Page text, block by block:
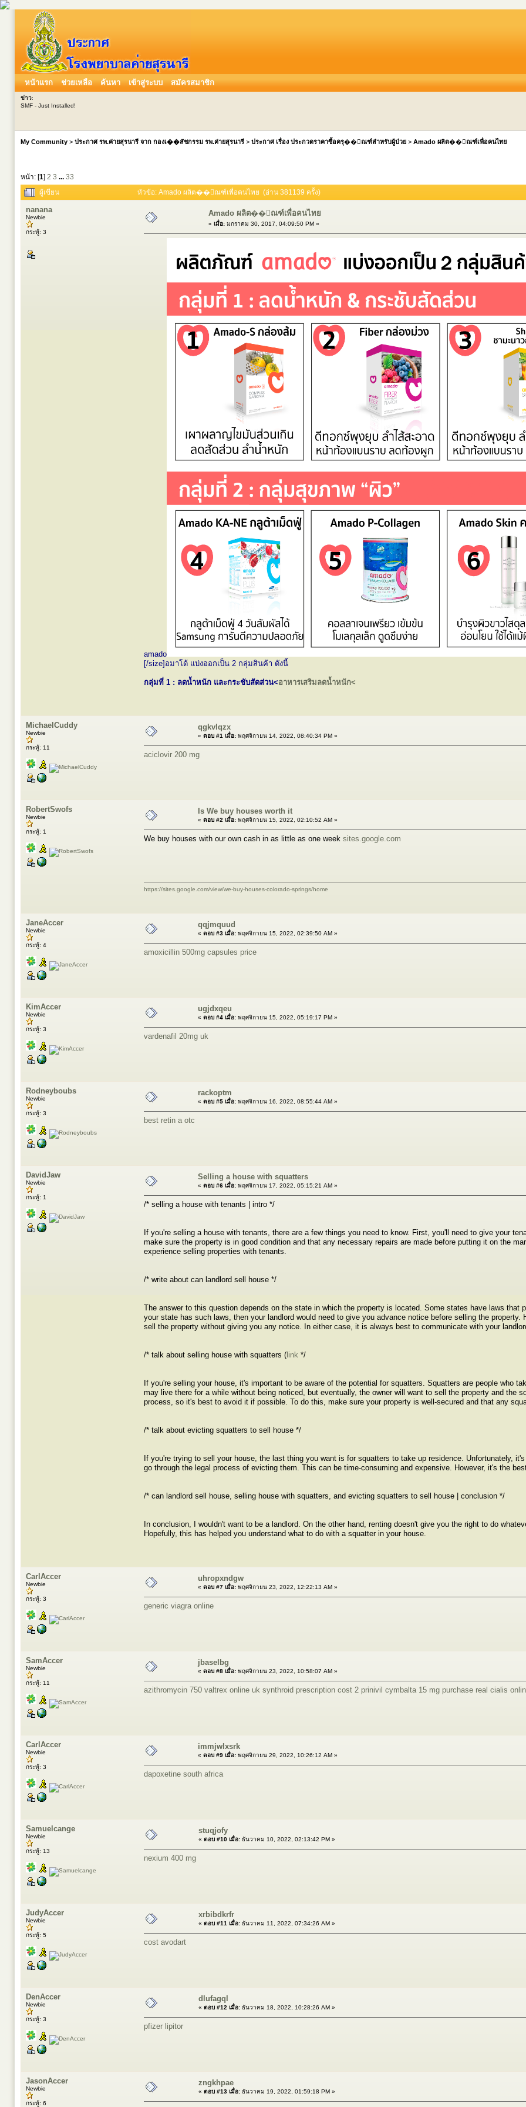
หน้าแรก ช่วยเหลือ ค้นหา เข้าสู่ระบบ สมัครสมาชิก
ข่าว:
SMF - Just Installed!
My Community > ประกาศ รพ.ค่ายสุรนารี จาก กองเ��สัชกรรม รพ.ค่ายสุรนารี > ประกาศ เรื่อง ประกวดราคาซื้อครุ��ัณฑ์สำหรับผู้ป่วย > Amado ผลิต��ัณฑ์เพื่อคนไทย
หน้า: [1] 2 3 ... 33
ผู้เขียน หัวข้อ: Amado ผลิต��ัณฑ์เพื่อคนไทย (อ่าน 381139 ครั้ง)
nanana
Newbie
กระทู้: 3
Amado ผลิต��ัณฑ์เพื่อคนไทย
« เมื่อ: มกราคม 30, 2017, 04:09:50 PM »
amado
[/size] อมาโด้ แบ่งออกเป็น 2 กลุ่มสินค้า ดังนี้
กลุ่มที่ 1 : ลดน้ำหนัก และกระชับสัดส่วน<อาหารเสริมลดน้ำหนัก<
MichaelCuddy
Newbie
กระทู้: 11
qgkvlqzx
« ตอบ #1 เมื่อ: พฤศจิกายน 14, 2022, 08:40:34 PM »
aciclovir 200 mg
RobertSwofs
Newbie
กระทู้: 1
Is We buy houses worth it
« ตอบ #2 เมื่อ: พฤศจิกายน 15, 2022, 02:10:52 AM »
We buy houses with our own cash in as little as one week sites.google.com
https://sites.google.com/view/we-buy-houses-colorado-springs/home
JaneAccer
Newbie
กระทู้: 4
qqjmquud
« ตอบ #3 เมื่อ: พฤศจิกายน 15, 2022, 02:39:50 AM »
amoxicillin 500mg capsules price
KimAccer
Newbie
กระทู้: 3
ugjdxqeu
« ตอบ #4 เมื่อ: พฤศจิกายน 15, 2022, 05:19:17 PM »
vardenafil 20mg uk
Rodneyboubs
Newbie
กระทู้: 3
rackoptm
« ตอบ #5 เมื่อ: พฤศจิกายน 16, 2022, 08:55:44 AM »
best retin a otc
DavidJaw
Newbie
กระทู้: 1
Selling a house with squatters
« ตอบ #6 เมื่อ: พฤศจิกายน 17, 2022, 05:15:21 AM »
/* selling a house with tenants | intro */
If you're selling a house with tenants, there are a few things you need to know. First, you'll need to give your
make sure the property is in good condition and that any necessary repairs are made before putting it on the
experience selling properties with tenants.
/* write about can landlord sell house */
The answer to this question depends on the state in which the property is located. Some states have laws
your state has such laws, then your landlord would need to give you advance notice before selling the
sell the property without giving you any notice. In either case, it is always best to communicate with your
/* talk about selling house with squatters ( link */
If you're selling your house, it's important to be aware of the potential for squatters. Squatters are people who
may live there for a while without being noticed, but eventually, the owner will want to sell the property and the
process, so it's best to avoid it if possible. To do this, make sure your property is well-secured and that any
/* talk about evicting squatters to sell house */
If you're trying to sell your house, the last thing you want is for squatters to take up residence. Unfortunately,
go through the legal process of evicting them. This can be time-consuming and expensive. However, it's the
/* can landlord sell house, selling house with squatters, and evicting squatters to sell house | conclusion */
In conclusion, I wouldn't want to be a landlord. On the other hand, renting doesn't give you the right to do
Hopefully, this has helped you understand what to do with a squatter in your house.
CarlAccer
Newbie
กระทู้: 3
uhropxndgw
« ตอบ #7 เมื่อ: พฤศจิกายน 23, 2022, 12:22:13 AM »
generic viagra online
SamAccer
Newbie
กระทู้: 11
jbaselbg
« ตอบ #8 เมื่อ: พฤศจิกายน 23, 2022, 10:58:07 AM »
azithromycin 750 valtrex online uk synthroid prescription cost 2 prinivil cymbalta 15 mg purchase real cialis
CarlAccer
Newbie
กระทู้: 3
immjwlxsrk
« ตอบ #9 เมื่อ: พฤศจิกายน 29, 2022, 10:26:12 AM »
dapoxetine south africa
Samuelcange
Newbie
กระทู้: 13
stuqjofy
« ตอบ #10 เมื่อ: ธันวาคม 10, 2022, 02:13:42 PM »
nexium 400 mg
JudyAccer
Newbie
กระทู้: 5
xrbibdkrfr
« ตอบ #11 เมื่อ: ธันวาคม 11, 2022, 07:34:26 AM »
cost avodart
DenAccer
Newbie
กระทู้: 3
dlufagql
« ตอบ #12 เมื่อ: ธันวาคม 18, 2022, 10:28:26 AM »
pfizer lipitor
JasonAccer
Newbie
กระทู้: 6
zngkhpae
« ตอบ #13 เมื่อ: ธันวาคม 19, 2022, 01:59:18 PM »